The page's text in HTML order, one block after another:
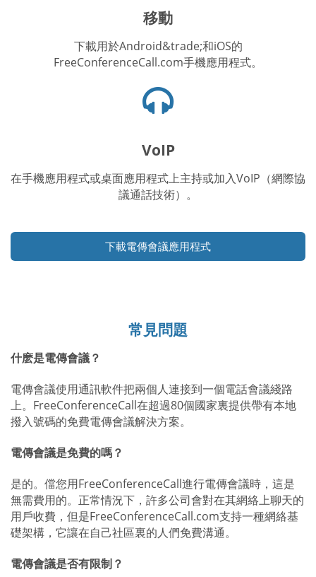
標
移動
下載用於Android&trade;和iOS的
FreeConferenceCall.com手機應用程式。
機
VoIP
在手機應用程式或桌面應用程式上主持或加入VoIP（網際協
議通話技術）。
下載電傳會議應用程式
常見問題
什麽是電傳會議？
電傳會議使用通訊軟件把兩個人連接到一個電話會議綫路
上。FreeConferenceCall在超過80個國家裏提供帶有本地
撥入號碼的免費電傳會議解決方案。
電傳會議是免費的嗎？
是的。儅您用FreeConferenceCall進行電傳會議時，這是
無需費用的。正常情況下，許多公司會對在其網絡上聊天的
用戶收費，但是FreeConferenceCall.com支持一種網絡基
礎架構，它讓在自己社區裏的人們免費溝通。
電傳會議是否有限制？